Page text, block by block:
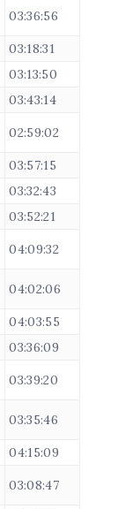
03:36:56
03:18:31
03:13:50
03:43:14
02:59:02
03:57:15
03:32:43
03:52:21
04:09:32
04:02:06
04:03:55
03:36:09
03:39:20
03:35:46
04:15:09
03:08:47